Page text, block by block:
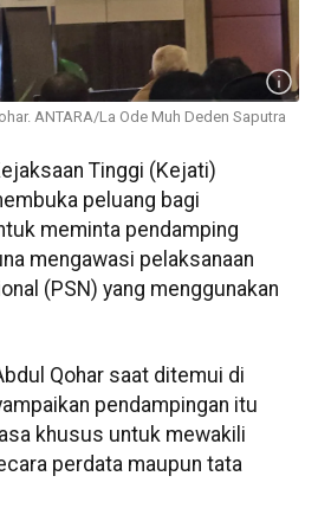
ANTARA/La Ode Muh Deden Saputra
Tinggi (Kejati)
peluang bagi
meminta pendamping
mengawasi pelaksanaan
(PSN) yang menggunakan
Qohar saat ditemui di
pendampingan itu
khusus untuk mewakili
perdata maupun tata